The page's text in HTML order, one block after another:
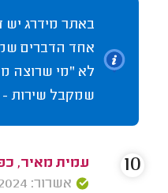
באתר מידרג יש
אחד הדברים
לא "מי שרוצה
שמקבל שירות -
עמית מאיר,
אשרור: 09/11/2024
10